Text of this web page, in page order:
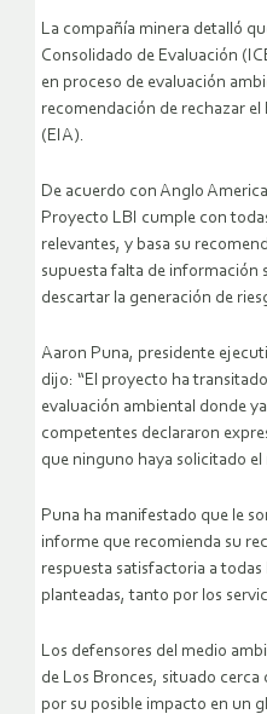
La compañía minera detalló
Consolidado de Evaluación
en proceso de evaluación
recomendación de rechazar
(EIA).
De acuerdo con Anglo
Proyecto LBI cumple con
relevantes, y basa su
supuesta falta de información
descartar la generación de
Aaron Puna, presidente
dijo: “El proyecto ha
evaluación ambiental donde
competentes declararon
que ninguno haya solicitado el
Puna ha manifestado que le
informe que recomienda su
respuesta satisfactoria a todas
planteadas, tanto por los
Los defensores del medio
de Los Bronces, situado cerca
por su posible impacto en un